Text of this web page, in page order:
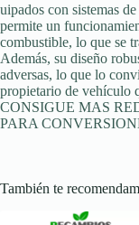
uipados con sistemas
permite un
combustible, lo que se
Además, su diseño
adversas, lo que lo
propietario de vehículo
CONSIGUE MAS
PARA
También te